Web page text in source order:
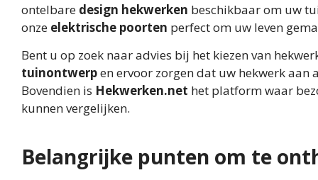
ontelbare design hekwerken beschikbaar om uw
onze elektrische poorten perfect om uw leven
Bent u op zoek naar advies bij het kiezen van
tuinontwerpen ervoor zorgen dat uw hekwerk
Bovendien is Hekwerken.net het platform waar
kunnen vergelijken.
Belangrijke punten om te